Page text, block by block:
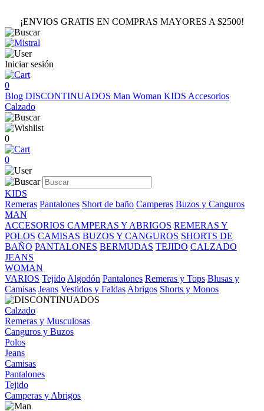
¡ENVIOS GRATIS EN COMPRAS MAYORES A $2500!
Iniciar sesión
0
Blog DISCONTINUADOS Man Woman KIDS Accesorios
Calzado
0
0
KIDS
Remeras Pantalones Short de baño Camperas Buzos y Canguros
MAN
ACCESORIOS CAMPERAS Y ABRIGOS REMERAS Y
POLOS CAMISAS BUZOS Y CANGUROS SHORTS DE
BAÑO PANTALONES BERMUDAS TEJIDO CALZADO
JEANS
WOMAN
VARIOS Tejido Algodón Pantalones Remeras y Tops Blusas y
Camisas Jeans Vestidos y Faldas Abrigos Shorts y Monos
Calzado
Remeras y Musculosas
Canguros y Buzos
Polos
Jeans
Camisas
Pantalones
Tejido
Camperas y Abrigos